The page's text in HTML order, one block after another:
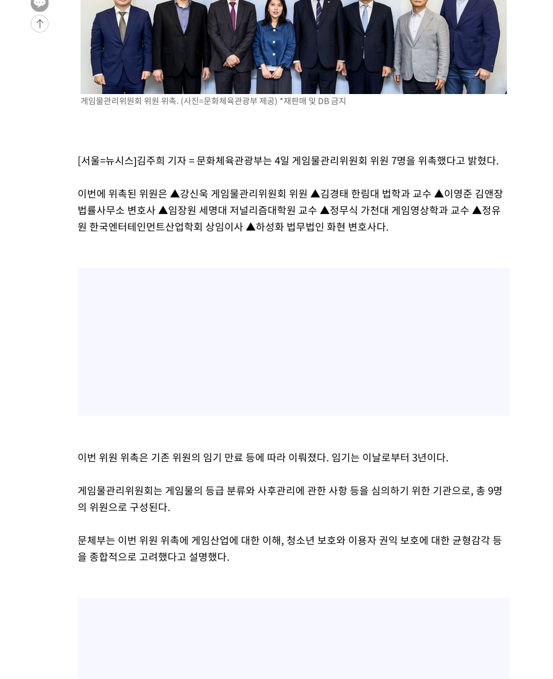
-20634초 전 >
미 사업체 일자리, 7월에 2.3만개 순감하고 그 전 2개월 10.3만개
하향수정 (2보)
-20082초 전 >
[속보] 미 사업체, 일자리 7월에 2.3만 개 줄어…실업률은 4.1%로
[속보]이 대통령 "부동산 공급 기존 사고방식 매달리지 말고 과감히
이란, "오만과 '중앙 단일 루트' 합의…북쪽 인바운드·남쪽 아웃바
"낮 기온 소폭 하락"…수도권 폭염중대경보, 폭염경보로 하향
[속보]이 대통령, '호우피해' 안동·의성 관할 4개 면 특별재난지역 선
[단독]중수청 지원 검사들, 정원 초과 시 낮은 계급 임용…희망지 못
여자배구 이재영·이다영 자매, 아제르바이잔 투란VC 입단
[속보]코스닥, 2.86포인트(0.36%) 내린 798.81마감
[속보]코스피, 6200선 약보합…0.60% 내린 6258.77에 마쳐
[속보]원·달러 환율, 7.7원 내린 1416.1원 마감
게임물관리위원회 위원 위촉. (사진=문화체육관광부 제공) *재판매 및 DB 금지
[서울=뉴시스]김주희 기자 = 문화체육관광부는 4일 게임물관리위원회 위원 7명을 위촉했다고 밝혔다.
이번에 위촉된 위원은 ▲강신욱 게임물관리위원회 위원 ▲김경태 한림대 법학과 교수 ▲이영준 김앤장
법률사무소 변호사 ▲임장원 세명대 저널리즘대학원 교수 ▲정무식 가천대 게임영상학과 교수 ▲정유
원 한국엔터테인먼트산업학회 상임이사 ▲하성화 법무법인 화현 변호사다.
이번 위원 위촉은 기존 위원의 임기 만료 등에 따라 이뤄졌다. 임기는 이날로부터 3년이다.
게임물관리위원회는 게임물의 등급 분류와 사후관리에 관한 사항 등을 심의하기 위한 기관으로, 총 9명
의 위원으로 구성된다.
문체부는 이번 위원 위촉에 게임산업에 대한 이해, 청소년 보호와 이용자 권익 보호에 대한 균형감각 등
을 종합적으로 고려했다고 설명했다.